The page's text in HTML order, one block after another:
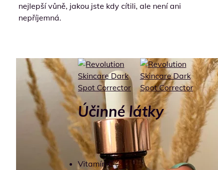
nejlepší vůně, jakou jste kdy cítili, ale není ani
nepříjemná.
Účinné látky
Vitamín C